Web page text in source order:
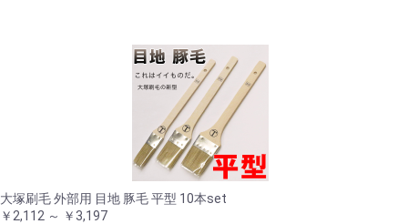
大塚刷毛 外部用 目地 豚毛 平型 10本set
￥2,112 ～ ￥3,197